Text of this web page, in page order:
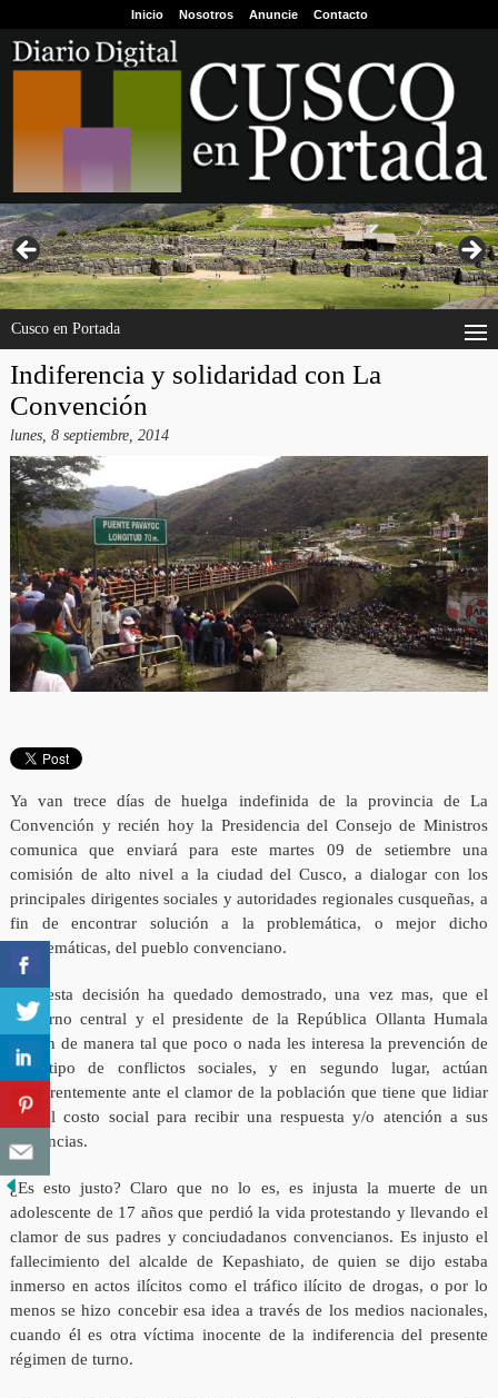
Inicio Nosotros Anuncie Contacto
Cusco en Portada
Indiferencia y solidaridad con La
Convención
lunes, 8 septiembre, 2014
Ya van trece días de huelga indefinida de la provincia de La
Convención y recién hoy la Presidencia del Consejo de Ministros
comunica que enviará para este martes 09 de setiembre una
comisión de alto nivel a la ciudad del Cusco, a dialogar con los
principales dirigentes sociales y autoridades regionales cusqueñas, a
fin de encontrar solución a la problemática, o mejor dicho
problemáticas, del pueblo convenciano.
Con esta decisión ha quedado demostrado, una vez mas, que el
gobierno central y el presidente de la República Ollanta Humala
actúan de manera tal que poco o nada les interesa la prevención de
este tipo de conflictos sociales, y en segundo lugar, actúan
indiferentemente ante el clamor de la población que tiene que lidiar
con el costo social para recibir una respuesta y/o atención a sus
exigencias.
¿Es esto justo? Claro que no lo es, es injusta la muerte de un
adolescente de 17 años que perdió la vida protestando y llevando el
clamor de sus padres y conciudadanos convencianos. Es injusto el
fallecimiento del alcalde de Kepashiato, de quien se dijo estaba
inmerso en actos ilícitos como el tráfico ilícito de drogas, o por lo
menos se hizo concebir esa idea a través de los medios nacionales,
cuando él es otra víctima inocente de la indiferencia del presente
régimen de turno.